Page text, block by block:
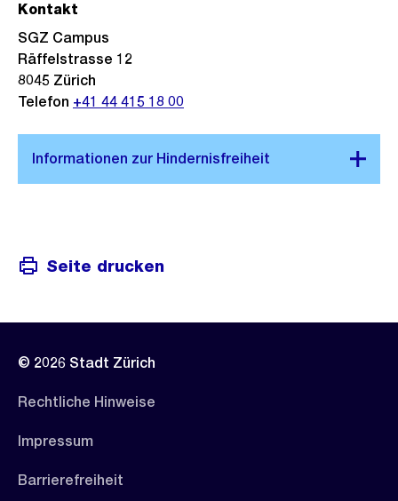
Kontakt
SGZ Campus
Räffelstrasse 12
8045 Zürich
Telefon +41 44 415 18 00
Seite drucken
© 2026 Stadt Zürich
Rechtliche Hinweise
Impressum
Barrierefreiheit